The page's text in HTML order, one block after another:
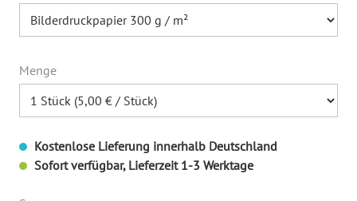
Menge
Kostenlose Lieferung innerhalb Deutschland
Sofort verfügbar, Lieferzeit 1-3 Werktage